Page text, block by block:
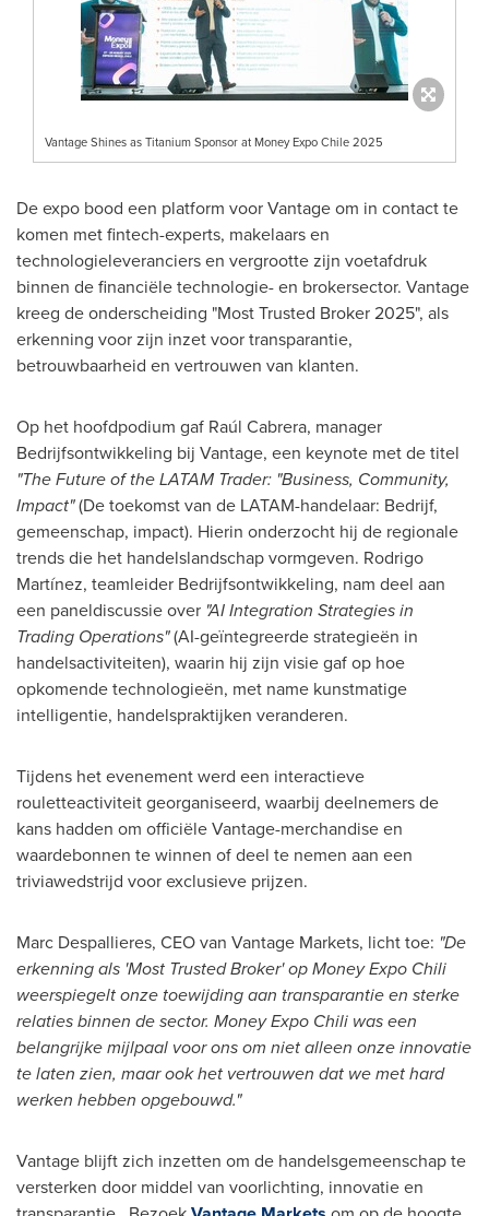
Vantage Shines as Titanium Sponsor at Money Expo Chile 2025
De expo bood een platform voor Vantage om in contact te
komen met fintech-experts, makelaars en
technologieleveranciers en vergrootte zijn voetafdruk
binnen de financiële technologie- en brokersector. Vantage
kreeg de onderscheiding "Most Trusted Broker 2025", als
erkenning voor zijn inzet voor transparantie,
betrouwbaarheid en vertrouwen van klanten.
Op het hoofdpodium gaf Raúl Cabrera, manager
Bedrijfsontwikkeling bij Vantage, een keynote met de titel
"The Future of the LATAM Trader: "Business, Community,
Impact"(De toekomst van de LATAM-handelaar: Bedrijf,
gemeenschap, impact). Hierin onderzocht hij de regionale
trends die het handelslandschap vormgeven. Rodrigo
Martínez, teamleider Bedrijfsontwikkeling, nam deel aan
een paneldiscussie over "AI Integration Strategies in
Trading Operations"(AI-geïntegreerde strategieën in
handelsactiviteiten), waarin hij zijn visie gaf op hoe
opkomende technologieën, met name kunstmatige
intelligentie, handelspraktijken veranderen.
Tijdens het evenement werd een interactieve
rouletteactiviteit georganiseerd, waarbij deelnemers de
kans hadden om officiële Vantage-merchandise en
waardebonnen te winnen of deel te nemen aan een
triviawedstrijd voor exclusieve prijzen.
Marc Despallieres, CEO van Vantage Markets, licht toe: "De
erkenning als 'Most Trusted Broker' op Money Expo Chili
weerspiegelt onze toewijding aan transparantie en sterke
relaties binnen de sector. Money Expo Chili was een
belangrijke mijlpaal voor ons om niet alleen onze innovatie
te laten zien, maar ook het vertrouwen dat we met hard
werken hebben opgebouwd."
Vantage blijft zich inzetten om de handelsgemeenschap te
versterken door middel van voorlichting, innovatie en